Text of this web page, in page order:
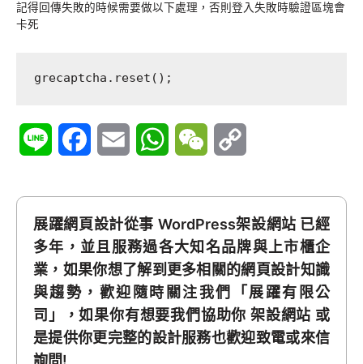
記得回傳失敗的時候需要做以下處理，否則登入失敗時驗證區塊會
卡死
grecaptcha.reset();
Line FacebookEmail WhatsAppWeChat
展躍網頁設計從事 WordPress架設網站 已經
多年，並且服務過各大知名品牌與上市櫃企
業，如果你想了解到更多相關的網頁設計知識
與趨勢，歡迎隨時關注我們「展躍有限公
司」，如果你有想要我們協助你 架設網站 或
是提供你更完整的設計服務也歡迎致電或來信
詢問!